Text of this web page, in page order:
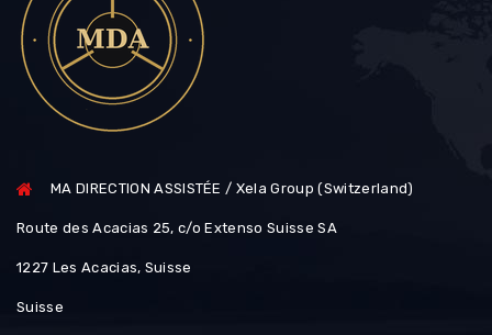
MA DIRECTION ASSISTÉE / Xela Group (Switzerland)
Route des Acacias 25, c/o Extenso Suisse SA
1227 Les Acacias, Suisse
Suisse